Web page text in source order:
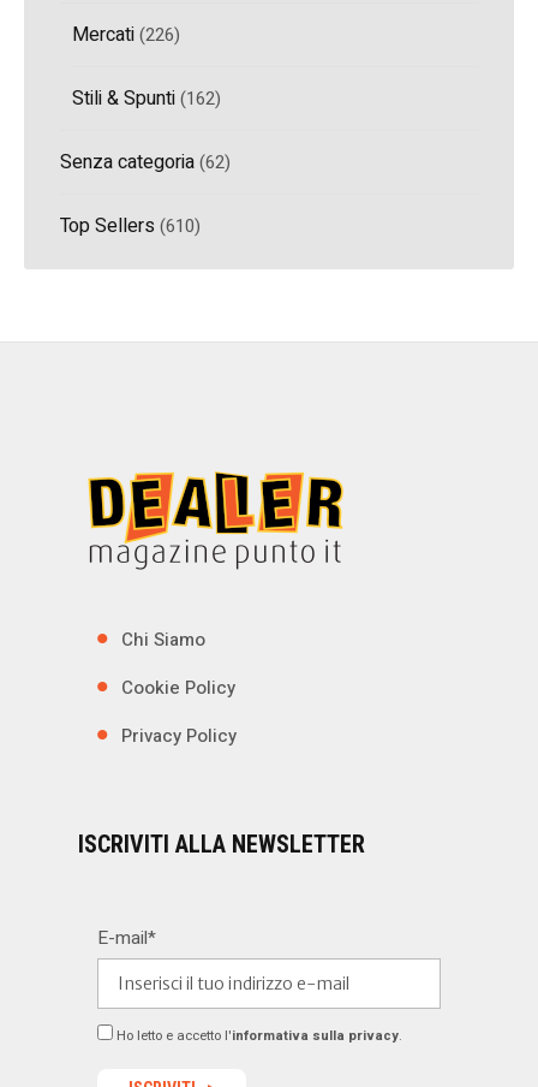
Mercati(226)
Stili & Spunti(162)
Senza categoria(62)
Top Sellers (610)
Chi Siamo
Cookie Policy
Privacy Policy
ISCRIVITI ALLA NEWSLETTER
E-mail*
Ho letto e accetto l'informativa sulla privacy.